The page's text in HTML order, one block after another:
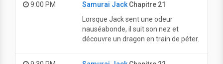
9:00 PM Samurai JackChapitre 21
Lorsque Jack sent une odeur
nauséabonde, il suit son nez et
découvre un dragon en train de péter.